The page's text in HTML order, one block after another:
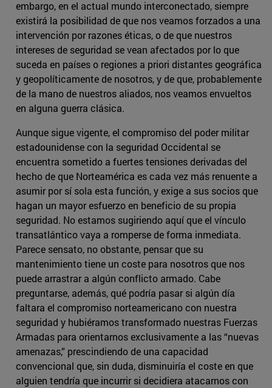
embargo, en el actual mundo interconectado, siempre
existirá la posibilidad de que nos veamos forzados a una
intervención por razones éticas, o de que nuestros
intereses de seguridad se vean afectados por lo que
suceda en países o regiones a priori distantes geográfica
y geopolíticamente de nosotros, y de que, probablemente
de la mano de nuestros aliados, nos veamos envueltos
en alguna guerra clásica.
Aunque sigue vigente, el compromiso del poder militar
estadounidense con la seguridad Occidental se
encuentra sometido a fuertes tensiones derivadas del
hecho de que Norteamérica es cada vez más renuente a
asumir por sí sola esta función, y exige a sus socios que
hagan un mayor esfuerzo en beneficio de su propia
seguridad. No estamos sugiriendo aquí que el vínculo
transatlántico vaya a romperse de forma inmediata.
Parece sensato, no obstante, pensar que su
mantenimiento tiene un coste para nosotros que nos
puede arrastrar a algún conflicto armado. Cabe
preguntarse, además, qué podría pasar si algún día
faltara el compromiso norteamericano con nuestra
seguridad y hubiéramos transformado nuestras Fuerzas
Armadas para orientarnos exclusivamente a las “nuevas
amenazas,” prescindiendo de una capacidad
convencional que, sin duda, disminuiría el coste en que
alguien tendría que incurrir si decidiera atacarnos con